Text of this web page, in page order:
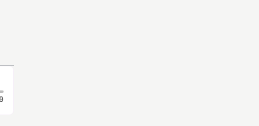
Duración: 49 segundos